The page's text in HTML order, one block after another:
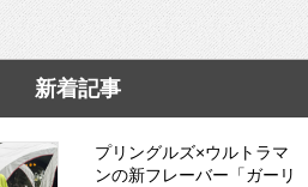
新着記事
プリングルズ×ウルトラマ
ンの新フレーバー「ガーリ